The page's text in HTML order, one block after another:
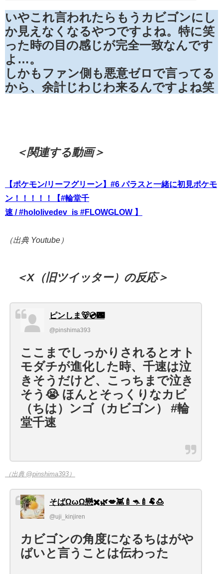
いやこれ言われたらもうカビゴンにし
か見えなくなるやつですよね。特に笑
った時の目の感じが完全一致なんです
よ…。
しかもファン側も悪意ゼロで言ってる
から、余計じわじわ来るんですよね笑
＜関連する動画＞
【ポケモン/リーフグリーン】#6 パラスと一緒に初見ポケモ
ン！！！！！【#輪堂千
速 /#hololivedev_is #FLOWGLOW 】
（出典 Youtube）
＜X（旧ツイッター）の反応＞
ピンしま🐻💿🌃
@pinshima393
ここまでしっかりされるとオト
モダチが進化した時、千速は泣
きそうだけど、こっちまで泣き
そう😭 ほんとそっくりなカビ
（ちは）ンゴ（カビゴン） #輪
堂千速
（出典 @pinshima393）
そばΩωΩ戀✖️🌿💋👾🍼🦘🍼🐏🍮
@uji_kinjiren
カビゴンの角度になるちはがや
ばいと言うことは伝わった